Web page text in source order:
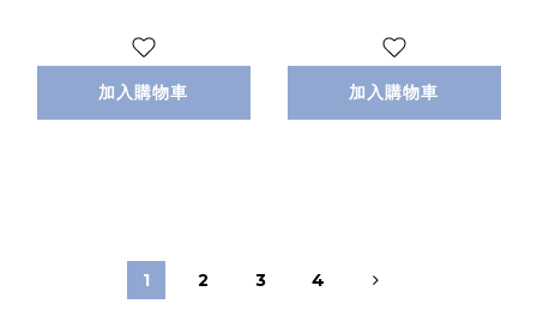
加入購物車 加入購物車
1 2 3 4